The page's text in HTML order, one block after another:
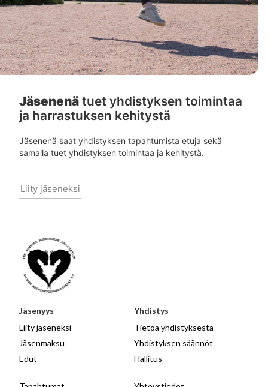
Jäsenenä tuet yhdistyksen toimintaa
ja harrastuksen kehitystä
Jäsenenä saat yhdistyksen tapahtumista etuja sekä
samalla tuet yhdistyksen toimintaa ja kehitystä.
Liity jäseneksi
Jäsenyys
Liity jäseneksi
Jäsenmaksu
Edut
Yhdistys
Tietoa yhdistyksestä
Yhdistyksen säännöt
Hallitus